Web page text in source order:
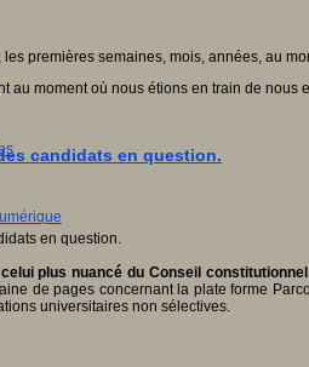
premières semaines, mois, années, au
au moment où nous étions en train de nous
candidats en question.
plus nuancé du Conseil
de pages concernant la plate forme
universitaires non sélectives.